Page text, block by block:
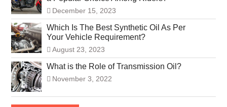
December 15, 2023
Which Is The Best Synthetic Oil As Per
Your Vehicle Requirement?
August 23, 2023
What is the Role of Transmission Oil?
November 3, 2022